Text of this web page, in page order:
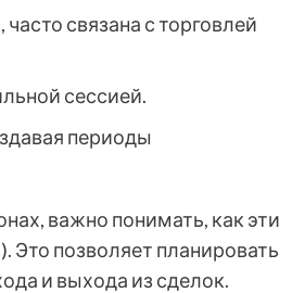
связана с торговлей
сессией.
периоды
важно понимать, как эти
позволяет планировать
и выхода из сделок.